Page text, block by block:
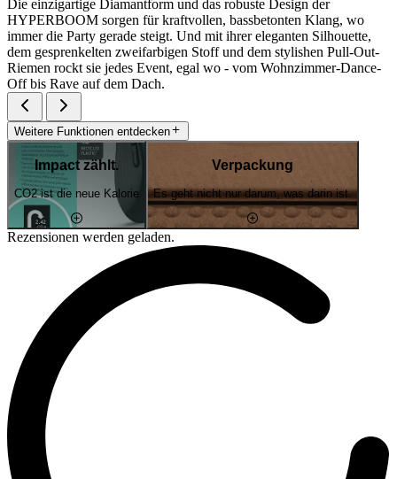
Die einzigartige Diamantform und das robuste Design der
HYPERBOOM sorgen für kraftvollen, bassbetonten Klang, wo
immer die Party gerade steigt. Und mit ihrer eleganten Silhouette,
dem gesprenkelten zweifarbigen Stoff und dem stylishen Pull-Out-
Riemen rockt sie jedes Event, egal wo - vom Wohnzimmer-Dance-
Off bis Rave auf dem Dach.
Weitere Funktionen entdecken
Impact zählt.
CO2 ist die neue Kalorie
Verpackung
Es geht nicht nur darum, was darin ist.
Rezensionen werden geladen.